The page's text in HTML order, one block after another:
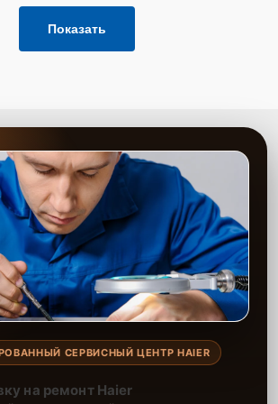
звонок через Форму заявки
уточнения деталей.
в ближайший центр или
о готовности и забрать
клиент может воспользоваться услугой
проведения диагностики и ремонта в
время.
все виды ремонта, а также на все
Гарантия включает в себя срочную
наш сервис установит новые запчасти и
Показать
СЕРВИСНЫЙ ЦЕНТР HAIER
на ремонт Haier